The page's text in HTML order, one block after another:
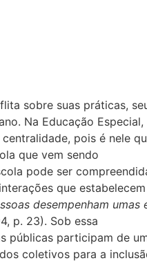
sobre suas práticas,
Na Educação Especial,
pois é nele
que vem sendo
pode ser
que estabelecem
desempenham umas
p. 23). Sob essa
públicas participam de
coletivos para a